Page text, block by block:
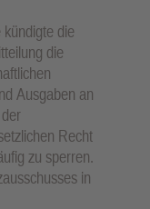
die
die
Ausgaben an
Recht
zu sperren.
in